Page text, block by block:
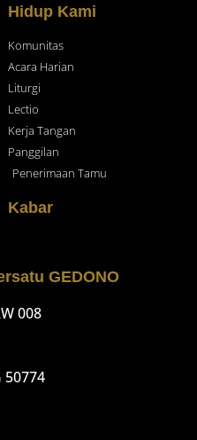
Hidup Kami
Komunitas
Acara Harian
Liturgi
Lectio
Kerja Tangan
Panggilan
Penerimaan Tamu
Kabar
GEDONO
008
50774